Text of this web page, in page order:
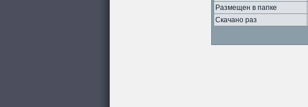
Размещен в папке
Скачано раз